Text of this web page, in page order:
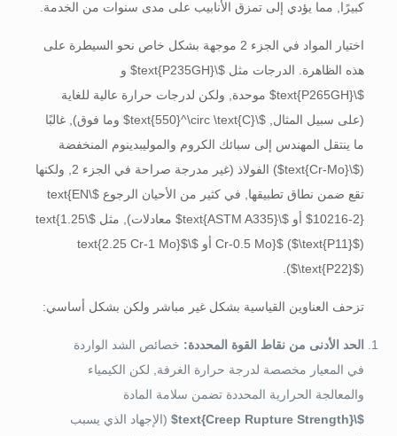
كبيرًا, مما يؤدي إلى تمزق الأنابيب على مدى سنوات من الخدمة.
اختيار المواد في الجزء 2 موجهة بشكل خاص نحو السيطرة على
هذه الظاهرة. الدرجات مثل $\text{P235GH}$
و
$\text{P265GH}$
موحدة, ولكن لدرجات حرارة عالية للغاية
(على سبيل المثال, $\text{550}^\circ \text{C}$
وما فوق), غالبًا
ما ينتقل المهندس إلى سبائك الكروم والموليبدينوم المنخفضة
(
$\text{Cr-Mo}$
) الفولاذ (غير مدرجة صراحة في الجزء 2, ولكنها
تقع ضمن نطاق تطبيقها, في كثير من الأحيان الرجوع
$\text{EN
10216-2}$ أو $\text{ASTM A335}$ معادلات), مثل
$\text{1.25
Cr-0.5 Mo}$ ($\text{P11}$) أو
$\text{2.25 Cr-1 Mo}$
($\text{P22}$).
تزحف العناوين القياسية بشكل غير مباشر ولكن بشكل أساسي:
الحد الأدنى من نقاط القوة المحددة: خصائص الشد الواردة
في المعيار مخصصة لدرجة حرارة الغرفة, لكن الكيمياء
والمعالجة الحرارية المحددة تضمن سلامة المادة
$\text{Creep Rupture Strength}$
(الإجهاد الذي يسبب